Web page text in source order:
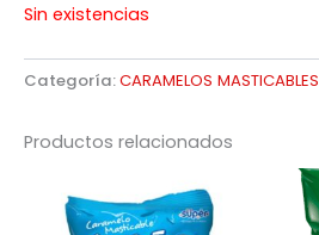
Sin existencias
Categoría:CARAMELOS MASTICABLES
Productos relacionados